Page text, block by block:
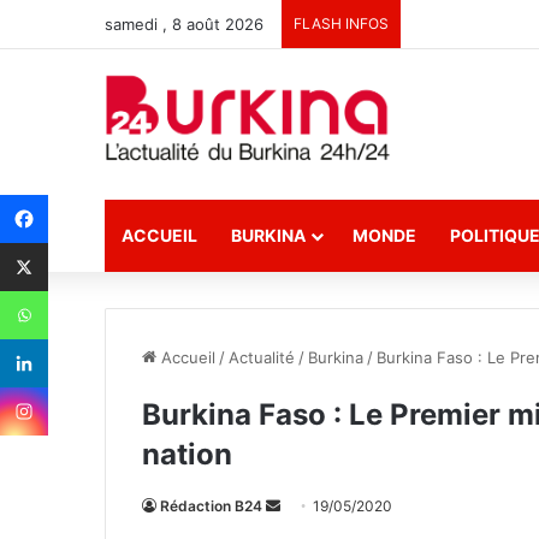
samedi , 8 août 2026 FLASH INFOS
ACCUEIL BURKINA MONDE POLITIQUE
Accueil / Actualité / Burkina / Burkina Faso : Le
Burkina Faso : Le Premier
nation
Rédaction B24 19/05/2020